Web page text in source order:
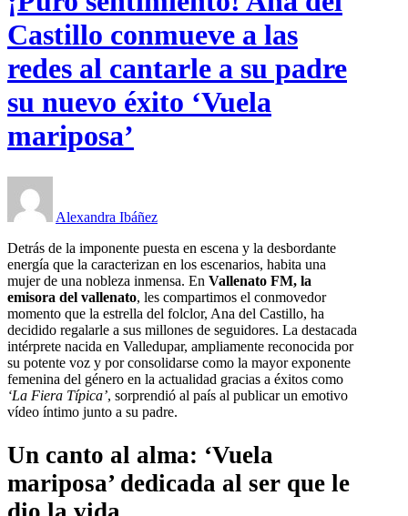
Castillo conmueve a las
redes al cantarle a su padre
su nuevo éxito ‘Vuela
mariposa’
Alexandra Ibáñez
Detrás de la imponente puesta en escena y la desbordante
energía que la caracterizan en los escenarios, habita una
mujer de una nobleza inmensa. En Vallenato FM, la
emisora del vallenato, les compartimos el conmovedor
momento que la estrella del folclor, Ana del Castillo, ha
decidido regalarle a sus millones de seguidores. La destacada
intérprete nacida en Valledupar, ampliamente reconocida por
su potente voz y por consolidarse como la mayor exponente
femenina del género en la actualidad gracias a éxitos como
‘La Fiera Típica’, sorprendió al país al publicar un emotivo
vídeo íntimo junto a su padre.
Un canto al alma: ‘Vuela
mariposa’ dedicada al ser que le